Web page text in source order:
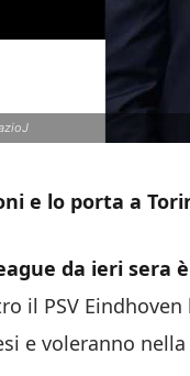
e lo porta a
da ieri sera
il PSV
e voleranno